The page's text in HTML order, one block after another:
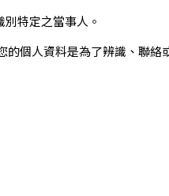
特定之當事人。
個人資料是為了辨識、聯絡